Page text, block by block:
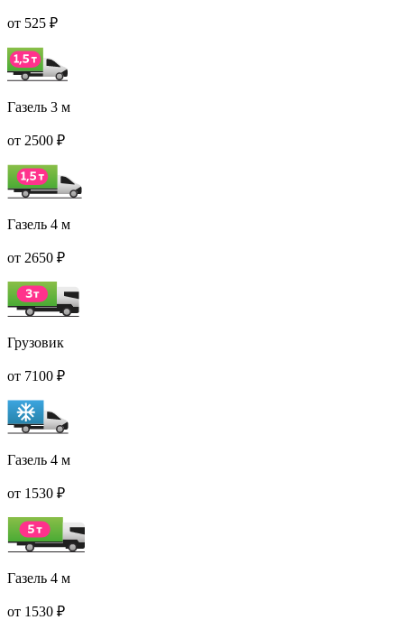
от 525 ₽
Газель 3 м
от 2500 ₽
Газель 4 м
от 2650 ₽
Грузовик
от 7100 ₽
Газель 4 м
от 1530 ₽
Газель 4 м
от 1530 ₽